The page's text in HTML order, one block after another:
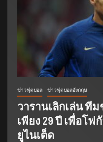
ข่าวฟุตบอล ข่าวฟุตบอลอังกฤษ
วารานเลิกเล่น ที
เพียง 29 ปี เพื่อโ
ยูไนเต็ด